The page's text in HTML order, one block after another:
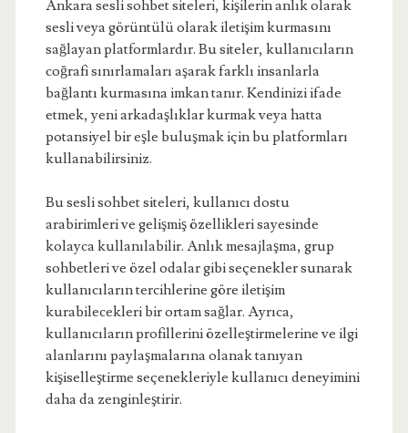
Ankara sesli sohbet siteleri, kişilerin anlık olarak
sesli veya görüntülü olarak iletişim kurmasını
sağlayan platformlardır. Bu siteler, kullanıcıların
coğrafi sınırlamaları aşarak farklı insanlarla
bağlantı kurmasına imkan tanır. Kendinizi ifade
etmek, yeni arkadaşlıklar kurmak veya hatta
potansiyel bir eşle buluşmak için bu platformları
kullanabilirsiniz.
Bu sesli sohbet siteleri, kullanıcı dostu
arabirimleri ve gelişmiş özellikleri sayesinde
kolayca kullanılabilir. Anlık mesajlaşma, grup
sohbetleri ve özel odalar gibi seçenekler sunarak
kullanıcıların tercihlerine göre iletişim
kurabilecekleri bir ortam sağlar. Ayrıca,
kullanıcıların profillerini özelleştirmelerine ve ilgi
alanlarını paylaşmalarına olanak tanıyan
kişiselleştirme seçenekleriyle kullanıcı deneyimini
daha da zenginleştirir.